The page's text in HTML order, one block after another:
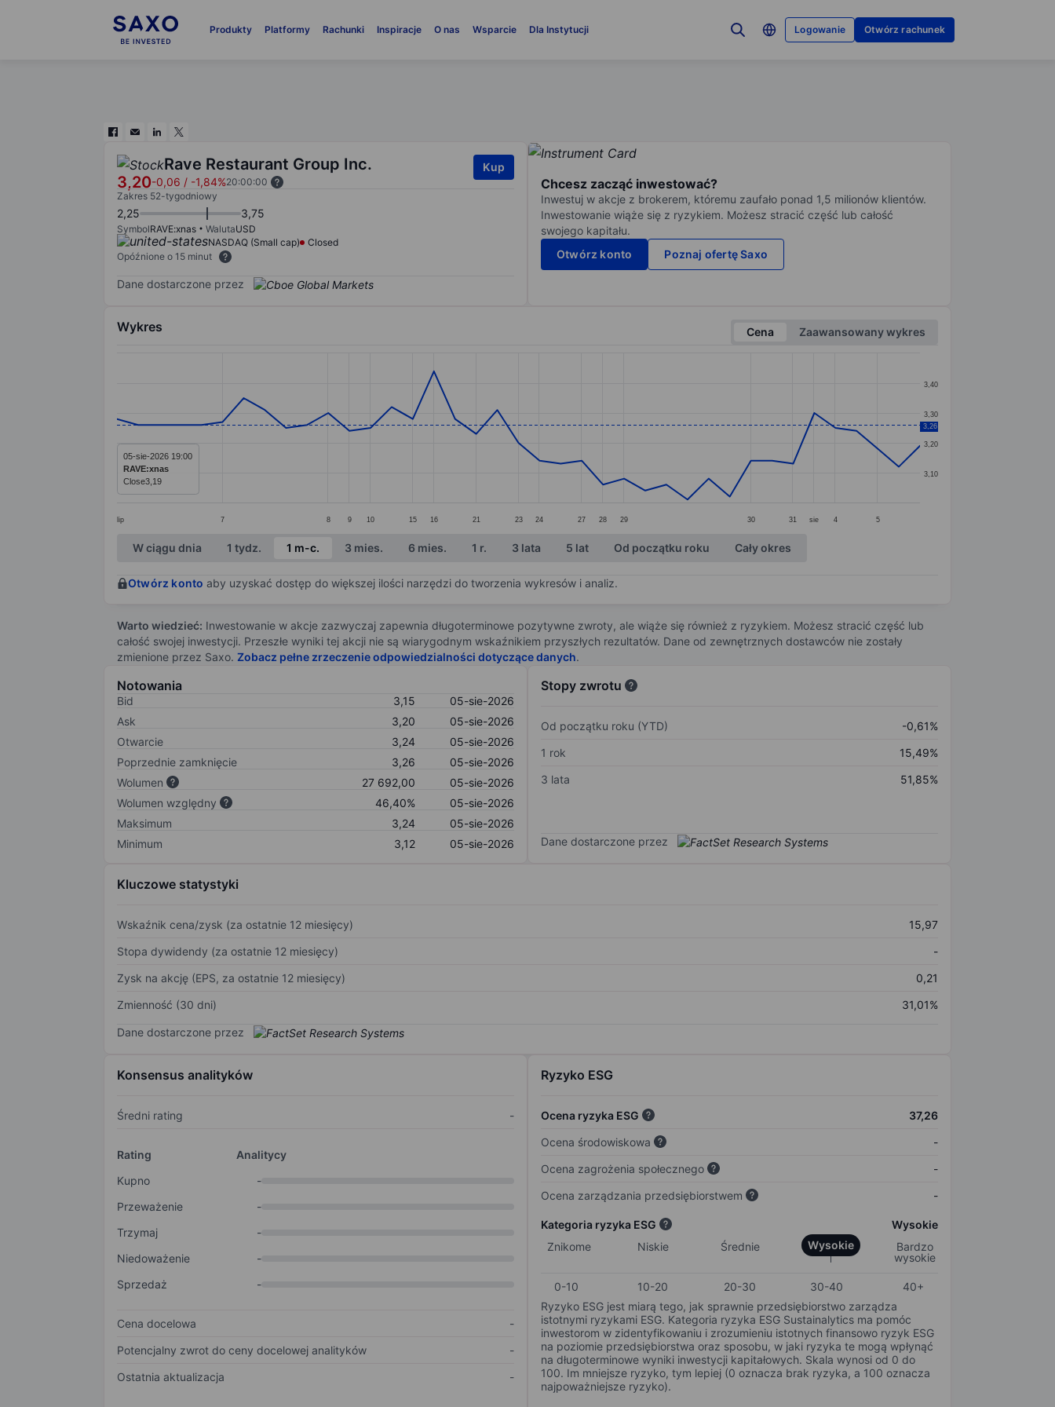
Produkty Platformy Rachunki Inspiracje O nas Wsparcie Dla Instytucji Logowanie Otwórz rachunek
Rave Restaurant Group Inc.
3,20-0,06 / -1,84%20:00:00
Kup
Zakres 52-tygodniowy
2,25 3,75
SymbolRAVE:xnas WalutaUSD
NASDAQ (Small cap)
Closed
Opóźnione o 15 minut
Dane dostarczone przez
Chcesz zacząć inwestować?
Inwestuj w akcje z brokerem, któremu zaufało ponad 1,5 milionów klientów.
Inwestowanie wiąże się z ryzykiem. Możesz stracić część lub całość
swojego kapitału.
Otwórz konto
Poznaj ofertę Saxo
Wykres Cena
Zaawansowany wykres
The chart has 1 X axis displaying categories.
The chart has 1 Y axis displaying values. Data ranges from 3.01 to 3.44.
lip 7 8 9 10 15 16 21 23 24 27 28 29 30 31 sie 4 5
3,10
3,20
3,30
3,40
3,26
05-sie-2026 19:00
RAVE:xnas
Close3,19
End of interactive chart.
W ciągu dnia 1 tydz. 1 m-c. 3 mies. 6 mies. 1 r. 3 lata 5 lat Od początku roku Cały okres
Otwórz konto aby uzyskać dostęp do większej ilości narzędzi do tworzenia wykresów i analiz.
Warto wiedzieć: Inwestowanie w akcje zazwyczaj zapewnia długoterminowe pozytywne zwroty, ale wiąże się również z ryzykiem. Możesz stracić część lub
całość swojej inwestycji. Przeszłe wyniki tej akcji nie są wiarygodnym wskaźnikiem przyszłych rezultatów. Dane od zewnętrznych dostawców nie zostały
zmienione przez Saxo. Zobacz pełne zrzeczenie odpowiedzialności dotyczące danych.
Notowania
Bid 3,15
05-sie-2026
Ask
3,20
05-sie-2026
Otwarcie
3,24
05-sie-2026
Poprzednie zamknięcie
3,26
05-sie-2026
Wolumen
27 692,00
05-sie-2026
Wolumen względny
46,40%
05-sie-2026
Maksimum
3,24
05-sie-2026
Minimum
3,12 05-sie-2026
Stopy zwrotu
Od początku roku (YTD)
-0,61%
1 rok
15,49%
3 lata
51,85%
Dane dostarczone przez
Kluczowe statystyki
Wskaźnik cena/zysk (za ostatnie 12 miesięcy)
15,97
Stopa dywidendy (za ostatnie 12 miesięcy)
-
Zysk na akcję (EPS, za ostatnie 12 miesięcy)
0,21
Zmienność (30 dni)
31,01%
Dane dostarczone przez
Konsensus analityków
Średni rating -
Rating
Analitycy
Kupno
-
Przeważenie
-
Trzymaj
-
Niedoważenie
-
Sprzedaż
-
Cena docelowa
-
Potencjalny zwrot do ceny docelowej analityków
-
Ostatnia aktualizacja
-
Ryzyko ESG
Ocena ryzyka ESG
37,26
Ocena środowiskowa
-
Ocena zagrożenia społecznego
-
Ocena zarządzania przedsiębiorstwem
-
Kategoria ryzyka ESG
Wysokie
Znikome
Niskie Średnie Wysokie
Bardzo
wysokie
0-10 10-20 20-30 30-40
40+
Ryzyko ESG jest miarą tego, jak sprawnie przedsiębiorstwo zarządza
istotnymi ryzykami ESG. Kategoria ryzyka ESG Sustainalytics ma pomóc
inwestorom w zidentyfikowaniu i zrozumieniu istotnych finansowo ryzyk ESG
na poziomie przedsiębiorstwa oraz sposobu, w jaki ryzyka te mogą wpłynąć
na długoterminowe wyniki inwestycji kapitałowych. Skala wynosi od 0 do
100. Im mniejsze ryzyko, tym lepiej (0 oznacza brak ryzyka, a 100 oznacza
najpoważniejsze ryzyko).